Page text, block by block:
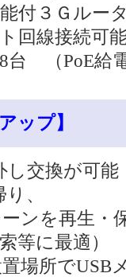
付３Ｇルー
回線接続可
台 （PoE給
ップ】
交換が可
、
ンを再生・
等に最適）
場所でUSB